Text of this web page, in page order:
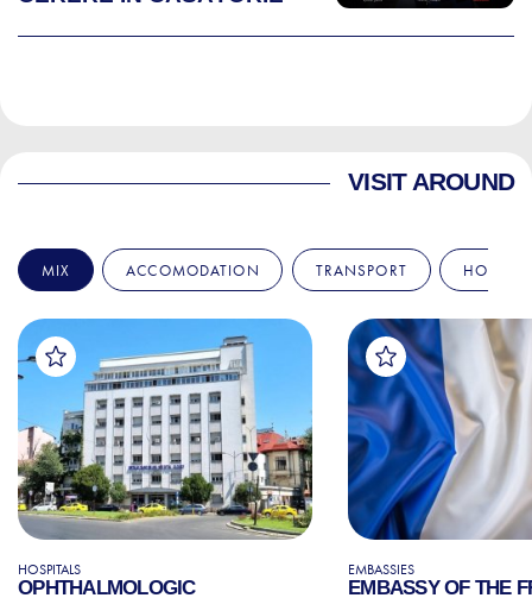
VISIT AROUND
MIX ACCOMODATION TRANSPORT
HOSPITALS
OPHTHALMOLOGIC
EMBASSIES
EMBASSY OF THE